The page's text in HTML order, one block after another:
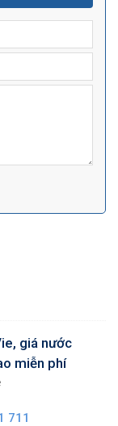
giá nước
miễn phí
711